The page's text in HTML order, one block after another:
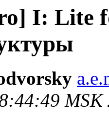
I: Lite
MSK